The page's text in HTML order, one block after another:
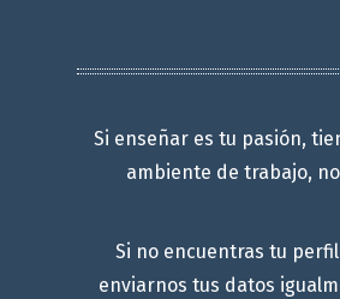
Si enseñar es tu pasión,
ambiente de trabajo,
Si no encuentras tu
enviarnos tus datos